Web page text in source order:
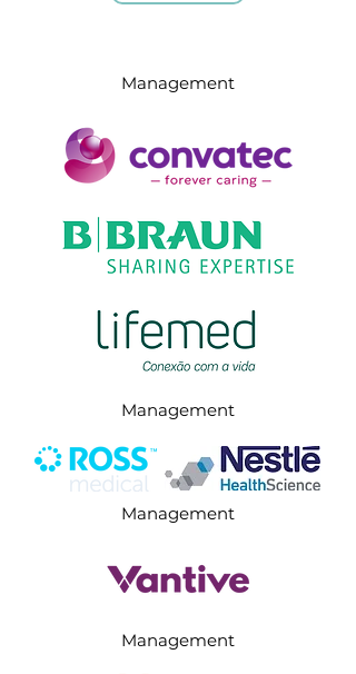
Management
Management
Management
Management